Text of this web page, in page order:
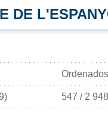
DE
547 / 2 948